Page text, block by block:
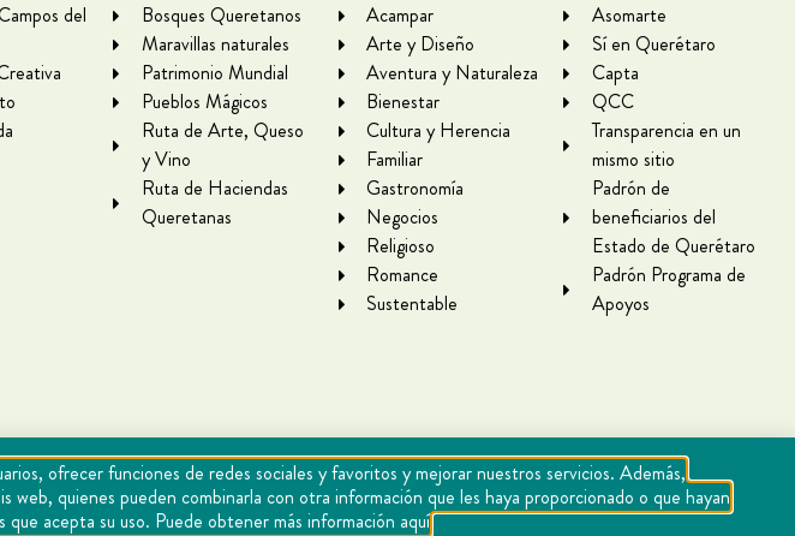
del
Bosques Queretanos
Maravillas naturales
Patrimonio Mundial
Pueblos Mágicos
Ruta de Arte, Queso
y Vino
Ruta de Haciendas
Queretanas
Acampar
Arte y Diseño
Aventura y Naturaleza
Bienestar
Cultura y Herencia
Familiar
Gastronomía
Negocios
Religioso
Romance
Sustentable
Asomarte
Sí en Querétaro
Capta
QCC
Transparencia en un
mismo sitio
Padrón de
beneficiarios del
Estado de Querétaro
Padrón Programa de
Apoyos
ofrecer funciones de redes sociales y favoritos y mejorar nuestros servicios. Además,
quienes pueden combinarla con otra información que les haya proporcionado o que hayan
acepta su uso. Puede obtener más información aquí